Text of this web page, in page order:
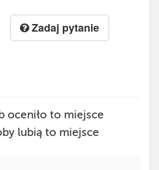
Zadaj pytanie
oceniło to miejsce
lubią to miejsce